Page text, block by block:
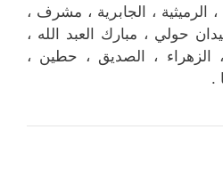
الرميثية ، الجابرية ، مشرف ،
حولي ، مبارك العبد الله ،
، الصديق ، حطين ،
.